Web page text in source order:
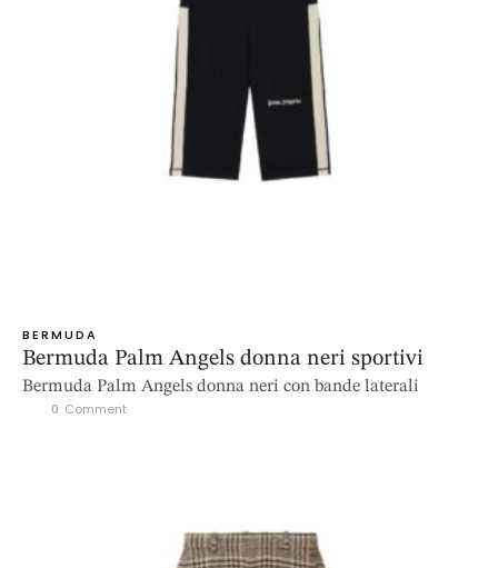
BERMUDA
Bermuda Palm Angels donna neri sportivi
Bermuda Palm Angels donna neri con bande laterali
0 Comment